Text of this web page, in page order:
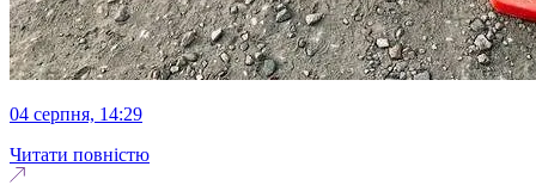
04 серпня, 14:29
Читати повністю